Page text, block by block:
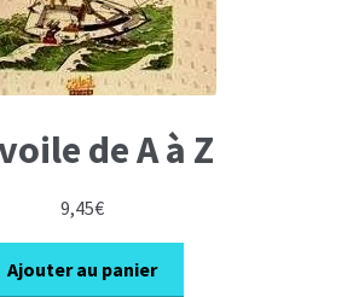
de A à Z
9,45€
Ajouter au panier